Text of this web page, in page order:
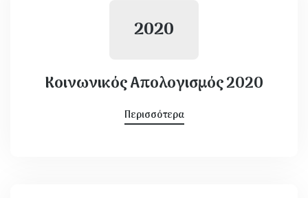
2020
Κοινωνικός Απολογισμός 2020
Περισσότερα